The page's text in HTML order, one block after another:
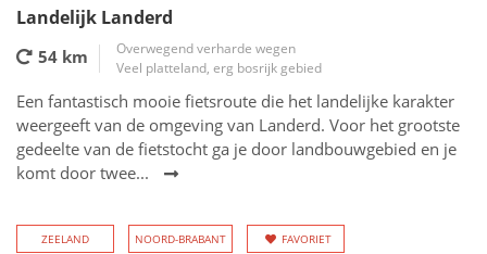
Landelijk Landerd
54 km
Overwegend verharde wegen
Veel platteland, erg bosrijk gebied
Een fantastisch mooie fietsroute die het landelijke karakter
weergeeft van de omgeving van Landerd. Voor het grootste
gedeelte van de fietstocht ga je door landbouwgebied en je
komt door twee...
ZEELAND NOORD-BRABANT FAVORIET